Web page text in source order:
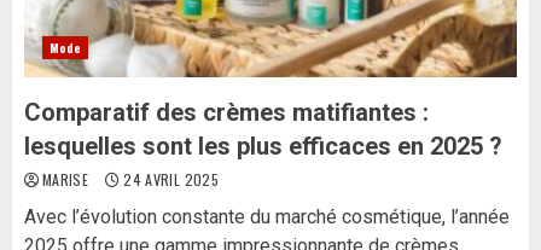
Mode
Comparatif des crèmes matifiantes :
lesquelles sont les plus efficaces en 2025 ?
MARISE 24 AVRIL 2025
Avec l’évolution constante du marché cosmétique, l’année